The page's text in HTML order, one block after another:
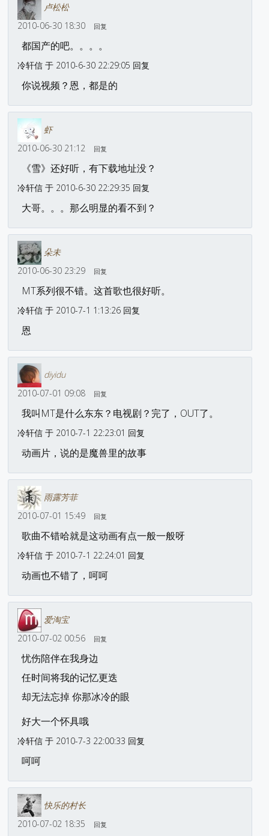
卢松松
2010-06-30 18:30
回复
都国产的吧。。。。
冷轩信 于 2010-6-30 22:29:05 回复
你说视频？恩，都是的
虾
2010-06-30 21:12
回复
《雪》还好听，有下载地址没？
冷轩信 于 2010-6-30 22:29:35 回复
大哥。。。那么明显的看不到？
朵未
2010-06-30 23:29
回复
MT系列很不错。这首歌也很好听。
冷轩信 于 2010-7-1 1:13:26 回复
恩
diyidu
2010-07-01 09:08
回复
我叫MT是什么东东？电视剧？完了，OUT了。
冷轩信 于 2010-7-1 22:23:01 回复
动画片，说的是魔兽里的故事
雨露芳菲
2010-07-01 15:49
回复
歌曲不错哈就是这动画有点一般一般呀
冷轩信 于 2010-7-1 22:24:01 回复
动画也不错了，呵呵
爱淘宝
2010-07-02 00:56
回复
忧伤陪伴在我身边
任时间将我的记忆更迭
却无法忘掉 你那冰冷的眼
好大一个怀具哦
冷轩信 于 2010-7-3 22:00:33 回复
呵呵
快乐的村长
2010-07-02 18:35
回复